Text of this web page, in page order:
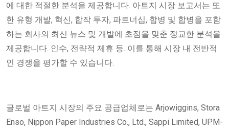
에 대한 적절한 분석을 제공합니다. 아트지 시장 보고서는 또
한 유형 개발, 혁신, 합작 투자, 파트너십, 합병 및 합병을 포함
하는 회사의 최신 뉴스 및 개발에 초점을 맞춘 정교한 분석을
제공합니다. 인수, 전략적 제휴 등. 이를 통해 시장 내 전반적
인 경쟁을 평가할 수 있습니다.
글로벌 아트지 시장의 주요 공급업체로는 Arjowiggins, Stora
Enso, Nippon Paper Industries Co., Ltd., Sappi Limited, UPM-